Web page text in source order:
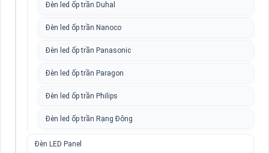
Đèn led ốp trần Duhal
Đèn led ốp trần Nanoco
Đèn led ốp trần Panasonic
Đèn led ốp trần Paragon
Đèn led ốp trần Philips
Đèn led ốp trần Rạng Đông
Đèn LED Panel